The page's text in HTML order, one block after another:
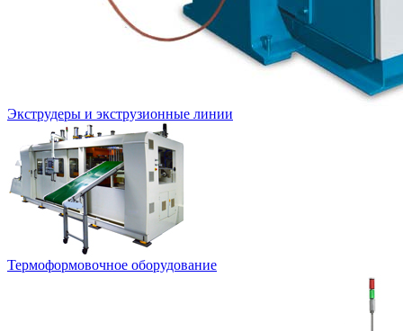
Экструдеры и экструзионные линии
Термоформовочное оборудование